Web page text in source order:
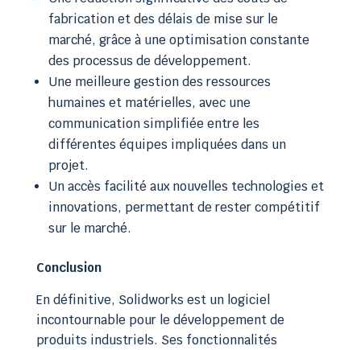
fabrication et des délais de mise sur le
marché, grâce à une optimisation constante
des processus de développement.
Une meilleure gestion des ressources
humaines et matérielles, avec une
communication simplifiée entre les
différentes équipes impliquées dans un
projet.
Un accès facilité aux nouvelles technologies et
innovations, permettant de rester compétitif
sur le marché.
Conclusion
En définitive, Solidworks est un logiciel
incontournable pour le développement de
produits industriels. Ses fonctionnalités